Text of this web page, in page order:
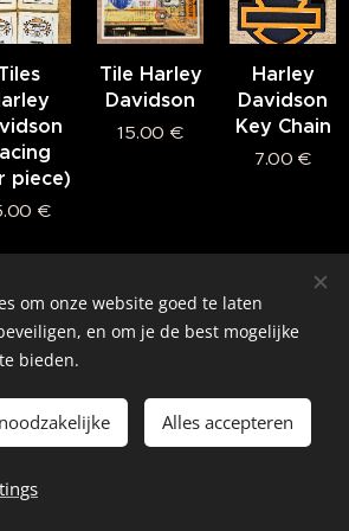
piece)
€
Tile Harley
Davidson
15.00 €
Harley
Davidson
Key Chain
7.00 €
All rights reserved.
American Vintage
Nederlands
om onze website goed te laten
en om je de best mogelijke
bieden.
Alles accepteren